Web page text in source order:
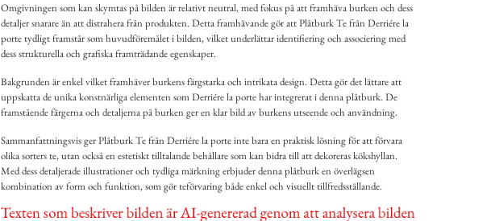
Omgivningen som kan skymtas på bilden är relativt neutral, med fokus på att framhäva burken och dess
detaljer snarare än att distrahera från produkten. Detta framhävande gör att Plåtburk Te från Derriére la
porte tydligt framstår som huvudföremålet i bilden, vilket underlättar identifiering och associering med
dess strukturella och grafiska framträdande egenskaper.
Bakgrunden är enkel vilket framhäver burkens färgstarka och intrikata design. Detta gör det lättare att
uppskatta de unika konstnärliga elementen som Derriére la porte har integrerat i denna plåtburk. De
framstående färgerna och detaljerna på burken ger en klar bild av burkens utseende och användning.
Sammanfattningsvis ger Plåtburk Te från Derriére la porte inte bara en praktisk lösning för att förvara
olika sorters te, utan också en estetiskt tilltalande behållare som kan bidra till att dekoreras kökshyllan.
Med dess detaljerade illustrationer och tydliga märkning erbjuder denna plåtburk en överlägsen
kombination av form och funktion, som gör teförvaring både enkel och visuellt tillfredsställande.